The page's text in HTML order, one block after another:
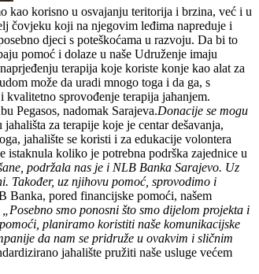
kao korisno u osvajanju teritorija i brzina, već i u
čovjeku koji na njegovim leđima napreduje i
djeci s poteškoćama u razvoju. Da bi to
pomoć i dolaze u naše Udruženje imaju
terapija koje koriste konje kao alat za
može da uradi mnogo toga i da ga, s
sprovođenje terapija jahanjem.
Pegasos, nadomak Sarajeva.Donacije se mogu
za terapije koje je centar dešavanja,
jahalište se koristi i za edukacije volontera
koliko je potrebna podrška zajednice u
podržala nas je i NLB Banka Sarajevo. Uz
Također, uz njihovu pomoć, sprovodimo i
Banka, pored financijske pomoći, našem
„Posebno smo ponosni što smo dijelom projekta i
planiramo koristiti naše komunikacijske
da nam se pridruže u ovakvim i sličnim
jahalište pružiti naše usluge većem